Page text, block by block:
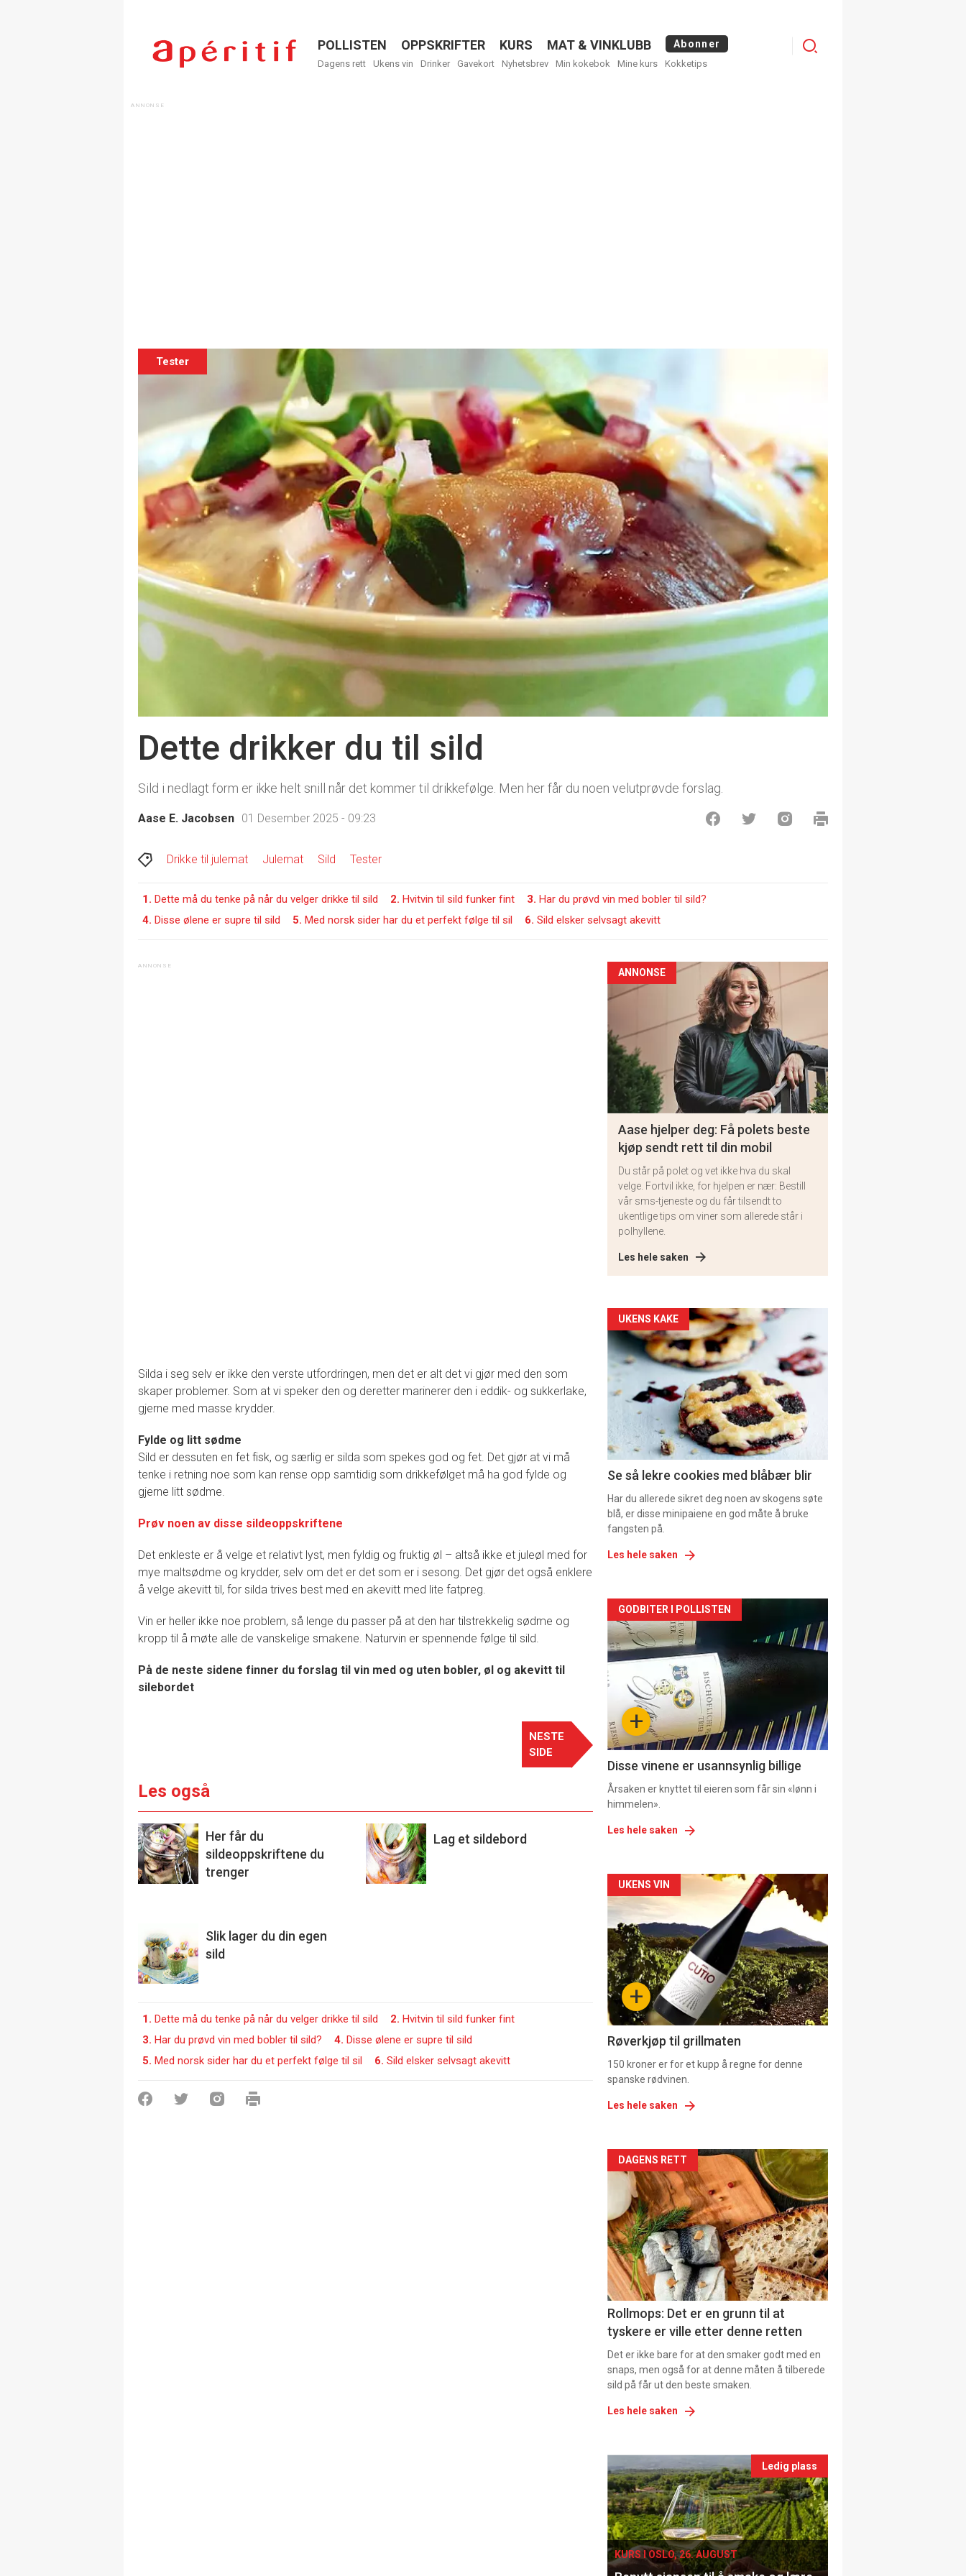
Menu
POLLISTEN OPPSKRIFTER KURS MAT & VINKLUBB Abonner
Dagens rett Ukens vin Drinker Gavekort Nyhetsbrev Min kokebok Mine kurs Kokketips
Logg
Tester
Dette drikker du til sild
Sild i nedlagt form er ikke helt snill når det kommer til drikkefølge. Men her får du noen velutprøvde forslag.
Aase E. Jacobsen 01 Desember 2025 - 09:23
Drikke til julemat Julemat Sild Tester
1. Dette må du tenke på når du velger drikke til sild 2. Hvitvin til sild funker fint 3. Har du prøvd vin med bobler til sild?
4. Disse ølene er supre til sild 5. Med norsk sider har du et perfekt følge til sil 6. Sild elsker selvsagt akevitt
Silda i seg selv er ikke den verste utfordringen, men det er alt det vi gjør med den som
skaper problemer. Som at vi speker den og deretter marinerer den i eddik- og sukkerlake,
gjerne med masse krydder.
Fylde og litt sødme
Sild er dessuten en fet fisk, og særlig er silda som spekes god og fet. Det gjør at vi må
tenke i retning noe som kan rense opp samtidig som drikkefølget må ha god fylde og
gjerne litt sødme.
Prøv noen av disse sildeoppskriftene
Det enkleste er å velge et relativt lyst, men fyldig og fruktig øl – altså ikke et juleøl med for
mye maltsødme og krydder, selv om det er det som er i sesong. Det gjør det også enklere
å velge akevitt til, for silda trives best med en akevitt med lite fatpreg.
Vin er heller ikke noe problem, så lenge du passer på at den har tilstrekkelig sødme og
kropp til å møte alle de vanskelige smakene. Naturvin er spennende følge til sild.
På de neste sidene finner du forslag til vin med og uten bobler, øl og akevitt til
silebordet
NESTE
SIDE
Les også
Her får du
sildeoppskriftene du
trenger
Lag et sildebord
Slik lager du din egen
sild
1. Dette må du tenke på når du velger drikke til sild 2. Hvitvin til sild funker fint
3. Har du prøvd vin med bobler til sild? 4. Disse ølene er supre til sild
5. Med norsk sider har du et perfekt følge til sil 6. Sild elsker selvsagt akevitt
ANNONSE
Aase hjelper deg: Få polets beste
kjøp sendt rett til din mobil
Du står på polet og vet ikke hva du skal
velge. Fortvil ikke, for hjelpen er nær: Bestill
vår sms-tjeneste og du får tilsendt to
ukentlige tips om viner som allerede står i
polhyllene.
Les hele saken
Artikler
detail
-
section
11
UKENS KAKE
Se så lekre cookies med blåbær blir
Har du allerede sikret deg noen av skogens søte
blå, er disse minipaiene en god måte å bruke
fangsten på.
Les hele saken
Artikler
detail
-
section
11
Dagens
rett
+
GODBITER I POLLISTEN
Disse vinene er usannsynlig billige
Årsaken er knyttet til eieren som får sin «lønn i
himmelen».
Les hele saken
Artikler
detail
-
section
11
Dagens
rett
2
+
UKENS VIN
Røverkjøp til grillmaten
150 kroner er for et kupp å regne for denne
spanske rødvinen.
Les hele saken
Artikler
detail
-
section
11
Ukens
vin
DAGENS RETT
Rollmops: Det er en grunn til at
tyskere er ville etter denne retten
Det er ikke bare for at den smaker godt med en
snaps, men også for at denne måten å tilberede
sild på får ut den beste smaken.
Les hele saken
Events
single
Ledig plass
KURS I OSLO, 26. AUGUST